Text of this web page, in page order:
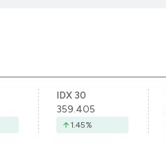
IDX 30
359.405
1.45%